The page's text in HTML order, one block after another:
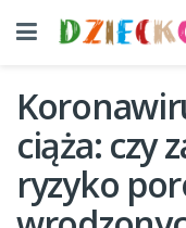
ciąża: czy
ryzyko